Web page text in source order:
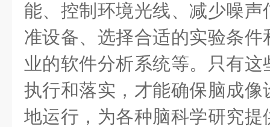
能、控制环境光线、减少噪
准设备、选择合适的实验条
业的软件分析系统等。只有
执行和落实，才能确保脑成
地运行，为各种脑科学研究